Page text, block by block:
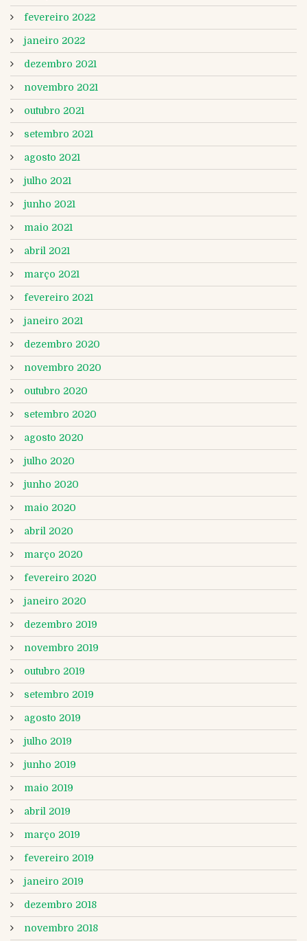
fevereiro 2022
janeiro 2022
dezembro 2021
novembro 2021
outubro 2021
setembro 2021
agosto 2021
julho 2021
junho 2021
maio 2021
abril 2021
março 2021
fevereiro 2021
janeiro 2021
dezembro 2020
novembro 2020
outubro 2020
setembro 2020
agosto 2020
julho 2020
junho 2020
maio 2020
abril 2020
março 2020
fevereiro 2020
janeiro 2020
dezembro 2019
novembro 2019
outubro 2019
setembro 2019
agosto 2019
julho 2019
junho 2019
maio 2019
abril 2019
março 2019
fevereiro 2019
janeiro 2019
dezembro 2018
novembro 2018